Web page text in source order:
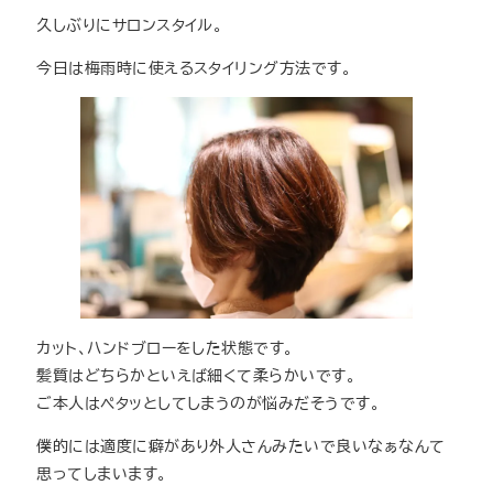
久しぶりにサロンスタイル。
今日は梅雨時に使えるスタイリング方法です。
カット、ハンドブローをした状態です。
髪質はどちらかといえば細くて柔らかいです。
ご本人はペタッとしてしまうのが悩みだそうです。
僕的には適度に癖があり外人さんみたいで良いなぁなんて
思ってしまいます。